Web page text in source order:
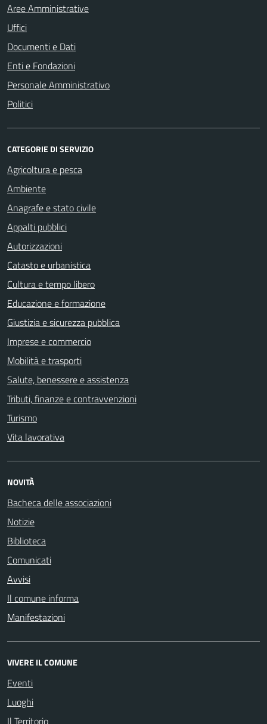
Aree Amministrative
Uffici
Documenti e Dati
Enti e Fondazioni
Personale Amministrativo
Politici
CATEGORIE DI SERVIZIO
Agricoltura e pesca
Ambiente
Anagrafe e stato civile
Appalti pubblici
Autorizzazioni
Catasto e urbanistica
Cultura e tempo libero
Educazione e formazione
Giustizia e sicurezza pubblica
Imprese e commercio
Mobilità e trasporti
Salute, benessere e assistenza
Tributi, finanze e contravvenzioni
Turismo
Vita lavorativa
NOVITÀ
Bacheca delle associazioni
Notizie
Biblioteca
Comunicati
Avvisi
Il comune informa
Manifestazioni
VIVERE IL COMUNE
Eventi
Luoghi
Il Territorio